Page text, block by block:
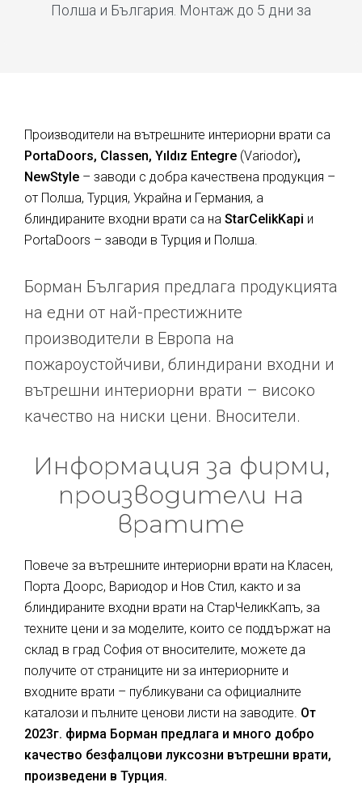
Полша и България. Монтаж до 5 дни за
Производители на вътрешните интериорни врати са
PortaDoors, Classen, Yıldız Entegre (Variodor),
NewStyle – заводи с добра качествена продукция –
от Полша, Турция, Украйна и Германия, а
блиндираните входни врати са на StarCelikKapi и
PortaDoors – заводи в Турция и Полша.
Борман България предлага продукцията
на едни от най-престижните
производители в Европа на
пожароустойчиви, блиндирани входни и
вътрешни интериорни врати – високо
качество на ниски цени. Вносители.
Информация за фирми,
производители на
вратите
Повече за вътрешните интериорни врати на Класен,
Порта Доорс, Вариодор и Нов Стил, както и за
блиндираните входни врати на СтарЧеликКапъ, за
техните цени и за моделите, които се поддържат на
склад в град София от вносителите, можете да
получите от страниците ни за интериорните и
входните врати – публикувани са официалните
каталози и пълните ценови листи на заводите. От
2023г. фирма Борман предлага и много добро
качество безфалцови луксозни вътрешни врати,
произведени в Турция.